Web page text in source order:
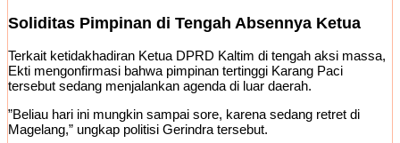
​Soliditas Pimpinan di Tengah Absennya Ketua
​Terkait ketidakhadiran Ketua DPRD Kaltim di tengah aksi massa,
Ekti mengonfirmasi bahwa pimpinan tertinggi Karang Paci
tersebut sedang menjalankan agenda di luar daerah.
​”Beliau hari ini mungkin sampai sore, karena sedang retret di
Magelang,” ungkap politisi Gerindra tersebut.